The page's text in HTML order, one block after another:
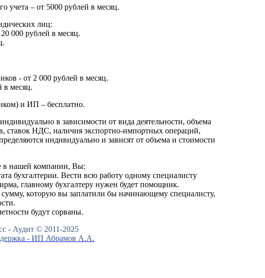
учета – от 5000 рублей в месяц.
лиц:
000 рублей в месяц.
- от 2 000 рублей в месяц.
в месяц.
и ИП – бесплатно.
в зависимости от вида деятельности, объема
ставок НДС, наличия экспортно-импортных операций,
индивидуально и зависят от объема и стоимости
в нашей компании, Вы:
бухгалтерии. Вести всю работу одному специалисту
главному бухгалтеру нужен будет помощник.
сумму, которую вы заплатили бы начинающему специалисту,
будут сорваны.
- Аудит © 2011-2025
- ИП Абрамов А.А.